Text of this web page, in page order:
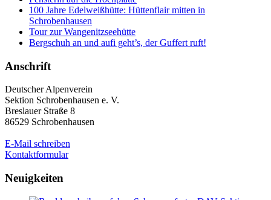
100 Jahre Edelweißhütte: Hüttenflair mitten in
Schrobenhausen
Tour zur Wangenitzseehütte
Bergschuh an und aufi geht’s, der Guffert ruft!
Anschrift
Deutscher Alpenverein
Sektion Schrobenhausen e. V.
Breslauer Straße 8
86529 Schrobenhausen
E-Mail schreiben
Kontaktformular
Neuigkeiten